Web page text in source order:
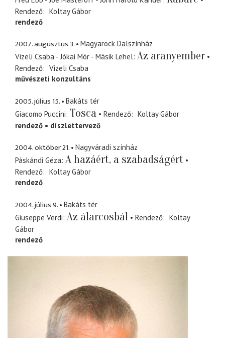
Rendező
Koltay Gábor
rendező
2007. augusztus 3.
Magyarock Dalszínház
Vizeli Csaba - Jókai Mór - Másik Lehel Az aranyember
Rendező
Vizeli Csaba
művészeti konzultáns
2005. július 15.
Bakáts tér
Giacomo Puccini Tosca Rendező
Koltay Gábor
rendező
díszlettervező
2004. október 21.
Nagyváradi színház
Páskándi Géza A hazáért, a szabadságért
Rendező
Koltay Gábor
rendező
2004. július 9.
Bakáts tér
Giuseppe Verdi Az álarcosbál Rendező
Koltay
Gábor
rendező